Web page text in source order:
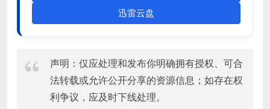
迅雷云盘
声明：仅应处理和发布你明确拥有授权、可合
法转载或允许公开分享的资源信息；如存在权
利争议，应及时下线处理。